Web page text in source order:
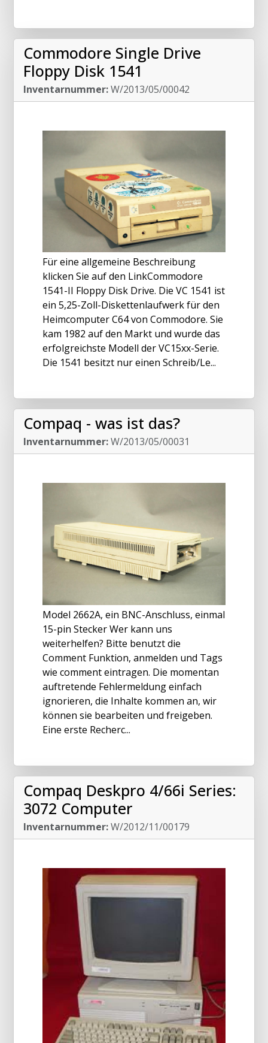
Commodore Single Drive
Floppy Disk 1541
Inventarnummer:W/2013/05/00042
Für eine allgemeine Beschreibung
klicken Sie auf den LinkCommodore
1541-II Floppy Disk Drive. Die VC 1541 ist
ein 5,25-Zoll-Diskettenlaufwerk für den
Heimcomputer C64 von Commodore. Sie
kam 1982 auf den Markt und wurde das
erfolgreichste Modell der VC15xx-Serie.
Die 1541 besitzt nur einen Schreib/Le...
Compaq - was ist das?
Inventarnummer:W/2013/05/00031
Model 2662A, ein BNC-Anschluss, einmal
15-pin Stecker Wer kann uns
weiterhelfen? Bitte benutzt die
Comment Funktion, anmelden und Tags
wie comment eintragen. Die momentan
auftretende Fehlermeldung einfach
ignorieren, die Inhalte kommen an, wir
können sie bearbeiten und freigeben.
Eine erste Recherc...
Compaq Deskpro 4/66i Series:
3072 Computer
Inventarnummer:W/2012/11/00179